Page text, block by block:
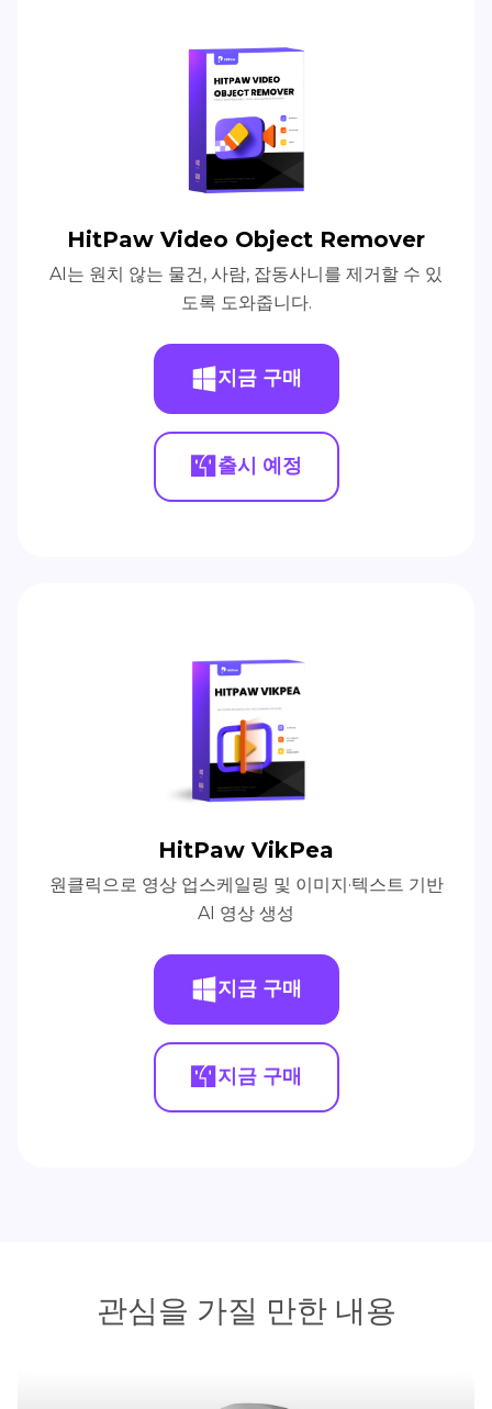
HitPaw Video Object Remover
AI는 원치 않는 물건, 사람, 잡동사니를 제거할 수 있
도록 도와줍니다.
지금 구매
출시 예정
HitPaw VikPea
원클릭으로 영상 업스케일링 및 이미지·텍스트 기반
AI 영상 생성
지금 구매
지금 구매
관심을 가질 만한 내용